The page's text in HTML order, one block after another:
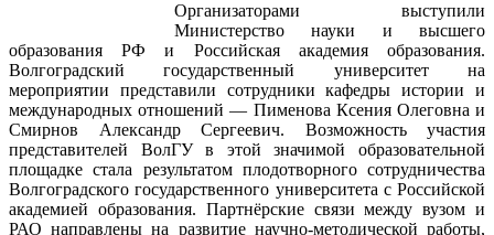
Организаторами выступили
Министерство науки и высшего
образования РФ и Российская академия образования.
Волгоградский государственный университет на
мероприятии представили сотрудники кафедры истории и
международных отношений — Пименова Ксения Олеговна и
Смирнов Александр Сергеевич. Возможность участия
представителей ВолГУ в этой значимой образовательной
площадке стала результатом плодотворного сотрудничества
Волгоградского государственного университета с Российской
академией образования. Партнёрские связи между вузом и
РАО направлены на развитие научно‑методической работы,